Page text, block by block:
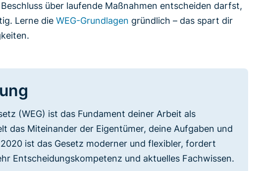
über laufende Maßnahmen entscheiden darfst,
Lerne dieWEG-Grundlagen gründlich – das spart dir
(WEG) ist das Fundament deiner Arbeit als
das Miteinander der Eigentümer, deine Aufgaben und
ist das Gesetz moderner und flexibler, fordert
Entscheidungskompetenz und aktuelles Fachwissen.